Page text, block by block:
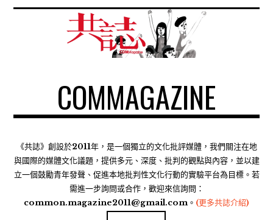
COMMAGAZINE
《共誌》創設於2011年，是一個獨立的文化批評媒體，我們關注在地
與國際的媒體文化議題，提供多元、深度、批判的觀點與內容，並以建
立一個鼓勵青年發聲、促進本地批判性文化行動的實驗平台為目標。若
需進一步詢問或合作，歡迎來信詢問：
common.magazine2011@gmail.com。 (更多共誌介紹)